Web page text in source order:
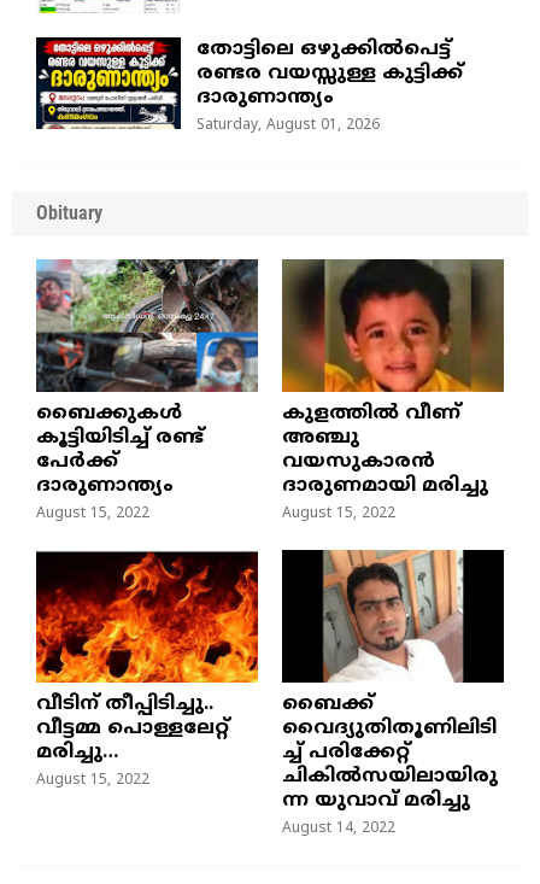
തോട്ടിലെ ഒഴുക്കിൽപെട്ട്
രണ്ടര വയസ്സുള്ള കുട്ടിക്ക്
ദാരുണാന്ത്യം
Saturday, August 01, 2026
Obituary
ബൈക്കുകൾ
കൂട്ടിയിടിച്ച് രണ്ട്
പേർക്ക്
ദാരുണാന്ത്യം
August 15, 2022
കുളത്തില്‍ വീണ്
അഞ്ചു
വയസുകാരന്‍
ദാരുണമായി മരിച്ചു
August 15, 2022
വീടിന് തീപ്പിടിച്ചു..
വീട്ടമ്മ പൊള്ളലേറ്റ്
മരിച്ചു…
August 15, 2022
ബൈക്ക്
വൈദ്യുതിതൂണിലിടി
ച്ച്‌ പരിക്കേറ്റ്
ചികില്‍സയിലായിരു
ന്ന യുവാവ് മരിച്ചു
August 14, 2022